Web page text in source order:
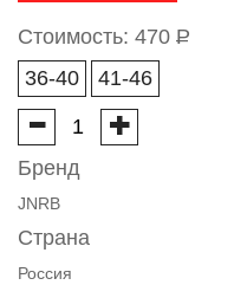
Стоимость: 470 Р
36-40
41-46
Бренд
JNRB
Страна
Россия